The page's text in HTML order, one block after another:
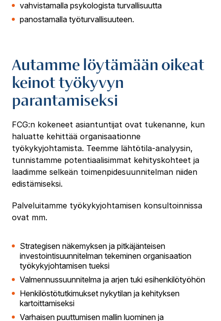
vahvistamalla psykologista turvallisuutta
panostamalla työturvallisuuteen.
Autamme löytämään oikeat
keinot työkyvyn
parantamiseksi
FCG:n kokeneet asiantuntijat ovat tukenanne, kun
haluatte kehittää organisaationne
työkykyjohtamista. Teemme lähtötila-analyysin,
tunnistamme potentiaalisimmat kehityskohteet ja
laadimme selkeän toimenpidesuunnitelman niiden
edistämiseksi.
Palveluitamme työkykyjohtamisen konsultoinnissa
ovat mm.
Strategisen näkemyksen ja pitkäjänteisen
investointisuunnitelman tekeminen organisaation
työkykyjohtamisen tueksi
Valmennussuunnitelma ja arjen tuki esihenkilötyöhön
Henkilöstötutkimukset nykytilan ja kehityksen
kartoittamiseksi
Varhaisen puuttumisen mallin luominen ja